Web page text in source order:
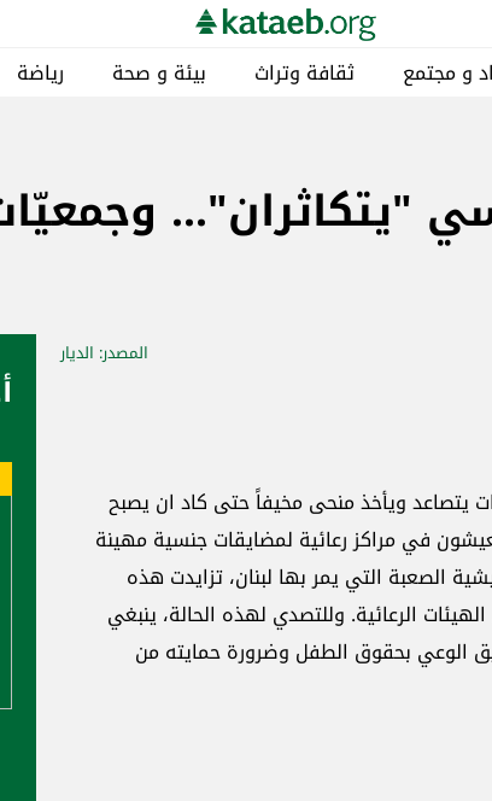
و مجتمع ثقافة وتراث بيئة و صحة رياضة
"يتكاثران"...
المصدر: الديار
يتصاعد ويأخذ منحى مخيفاً حتى كاد ان يصبح
في مراكز رعائية لمضايقات جنسية مهينة
الصعبة التي يمر بها لبنان، تزايدت هذه
الرعائية. وللتصدي لهذه الحالة، ينبغي
الوعي بحقوق الطفل وضرورة حمايته من